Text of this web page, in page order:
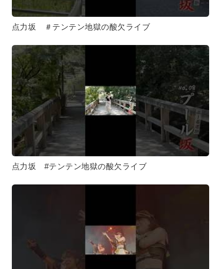
点力坂 ＃テンテン地獄の酸欠ライブ
点力坂 #テンテン地獄の酸欠ライブ